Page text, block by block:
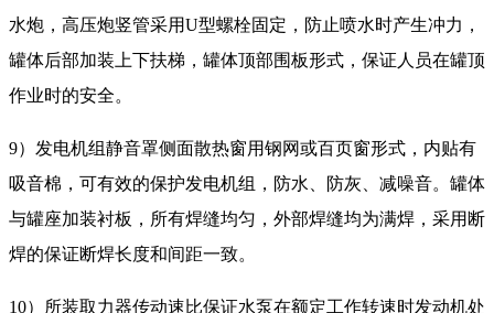
水炮，高压炮竖管采用U型螺栓固定，防止喷水时产生冲力，
罐体后部加装上下扶梯，罐体顶部围板形式，保证人员在罐顶
作业时的安全。
9）发电机组静音罩侧面散热窗用钢网或百页窗形式，内贴有
吸音棉，可有效的保护发电机组，防水、防灰、减噪音。罐体
与罐座加装衬板，所有焊缝均匀，外部焊缝均为满焊，采用断
焊的保证断焊长度和间距一致。
10）所装取力器传动速比保证水泵在额定工作转速时发动机处